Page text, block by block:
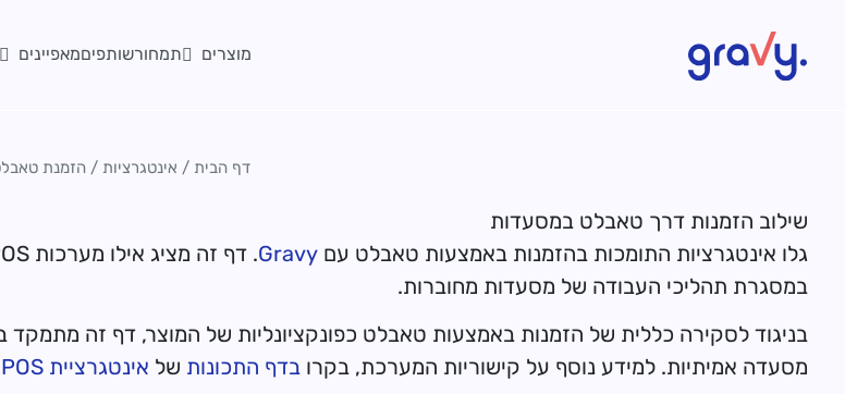
מוצרים תמחורשותפיםמאפיינים
דף הבית / אינטגרציות /הזמנת
שילוב הזמנות דרך טאבלט במסעדות
גלו אינטגרציות התומכות בהזמנות באמצעות טאבלט עםGravy
במסגרת תהליכי העבודה של מסעדות מחוברות.
בניגוד לסקירה כללית של הזמנות באמצעות טאבלט כפונקציונליות של המוצר, דף זה
מסעדה אמיתיות. למידע נוסף על קישוריות המערכת, בקרובדף התכונות של אינטגרציית POS